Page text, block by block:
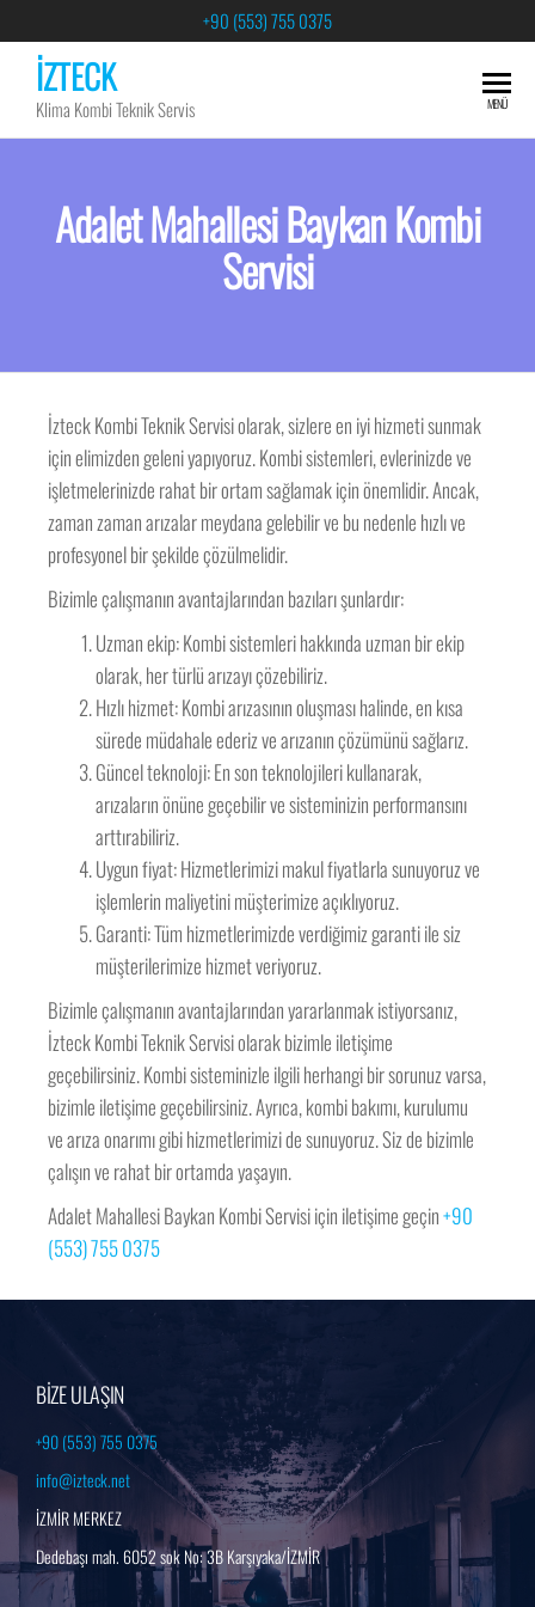
+90 (553) 755 0375
İZTECK
Klima Kombi Teknik Servis MENÜ
Adalet Mahallesi Baykan Kombi
Servisi
İzteck Kombi Teknik Servisi olarak, sizlere en iyi hizmeti sunmak
için elimizden geleni yapıyoruz. Kombi sistemleri, evlerinizde ve
işletmelerinizde rahat bir ortam sağlamak için önemlidir. Ancak,
zaman zaman arızalar meydana gelebilir ve bu nedenle hızlı ve
profesyonel bir şekilde çözülmelidir.
Bizimle çalışmanın avantajlarından bazıları şunlardır:
Uzman ekip: Kombi sistemleri hakkında uzman bir ekip
olarak, her türlü arızayı çözebiliriz.
Hızlı hizmet: Kombi arızasının oluşması halinde, en kısa
sürede müdahale ederiz ve arızanın çözümünü sağlarız.
Güncel teknoloji: En son teknolojileri kullanarak,
arızaların önüne geçebilir ve sisteminizin performansını
arttırabiliriz.
Uygun fiyat: Hizmetlerimizi makul fiyatlarla sunuyoruz ve
işlemlerin maliyetini müşterimize açıklıyoruz.
Garanti: Tüm hizmetlerimizde verdiğimiz garanti ile siz
müşterilerimize hizmet veriyoruz.
Bizimle çalışmanın avantajlarından yararlanmak istiyorsanız,
İzteck Kombi Teknik Servisi olarak bizimle iletişime
geçebilirsiniz. Kombi sisteminizle ilgili herhangi bir sorunuz varsa,
bizimle iletişime geçebilirsiniz. Ayrıca, kombi bakımı, kurulumu
ve arıza onarımı gibi hizmetlerimizi de sunuyoruz. Siz de bizimle
çalışın ve rahat bir ortamda yaşayın.
Adalet Mahallesi Baykan Kombi Servisi için iletişime geçin+90
(553) 755 0375
BİZE ULAŞIN
+90 (553) 755 0375
info@izteck.net
İZMİR MERKEZ
Dedebaşı mah. 6052 sok No: 3B Karşıyaka/İZMİR